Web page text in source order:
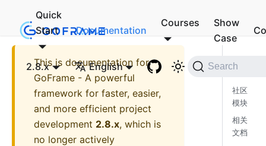
Quick
Start
Documentation
Courses
Show
Case
2.8.x English Search
This is documentation for
GoFrame - A powerful
framework for faster, easier,
and more efficient project
development 2.8.x, which is
no longer actively
核心
社区
模块
相关
文档